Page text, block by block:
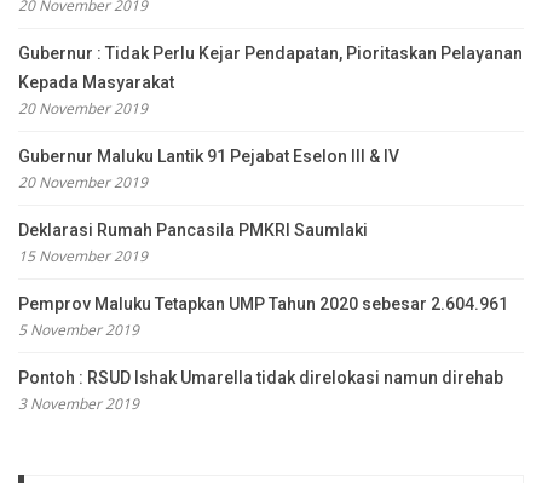
20 November 2019
Gubernur : Tidak Perlu Kejar Pendapatan, Pioritaskan Pelayanan
Kepada Masyarakat
20 November 2019
Gubernur Maluku Lantik 91 Pejabat Eselon III & IV
20 November 2019
Deklarasi Rumah Pancasila PMKRI Saumlaki
15 November 2019
Pemprov Maluku Tetapkan UMP Tahun 2020 sebesar 2.604.961
5 November 2019
Pontoh : RSUD Ishak Umarella tidak direlokasi namun direhab
3 November 2019